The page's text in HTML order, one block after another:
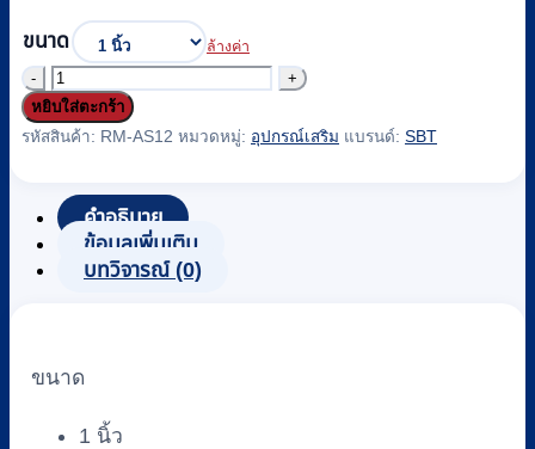
ขนาด ล้างค่า
จำนวน
ท่อ
น้ำ
PENROSE
TUBING
รหัส
AS12
หยิบใส่ตะกร้า
รหัสสินค้า: RM-AS12 หมวดหมู่: อุปกรณ์เสริม แบรนด์: SBT
คำอธิบาย
ข้อมูลเพิ่มเติม
บทวิจารณ์ (0)
ขนาด
1 นิ้ว